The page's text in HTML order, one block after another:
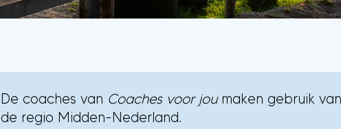
De coaches van Coaches voor joumaken gebruik
de regio Midden-Nederland.